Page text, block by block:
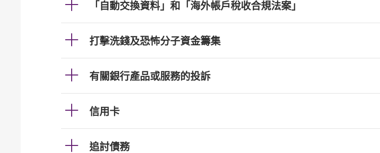
「自動交換資料」和「海外帳戶稅收合規法案」
打擊洗錢及恐怖分子資金籌集
有關銀行產品或服務的投訴
信用卡
追討債務